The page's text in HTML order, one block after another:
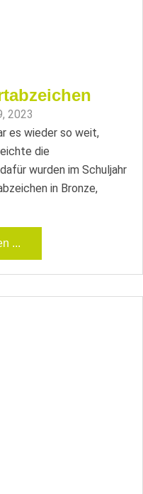
2023
es wieder so weit,
die
wurden im Schuljahr
in Bronze,
...